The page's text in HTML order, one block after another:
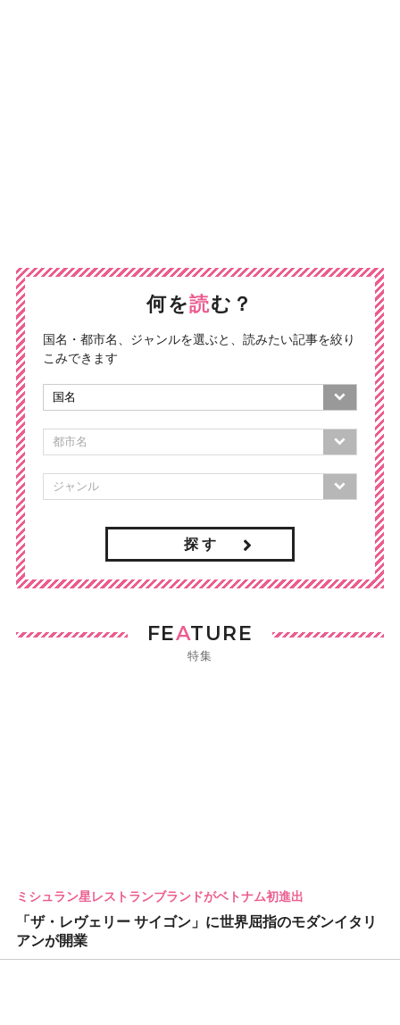
何を読む？
国名・都市名、ジャンルを選ぶと、読みたい記事を絞り
こみできます
探 す
FEATURE
特集
ミシュラン星レストランブランドがベトナム初進出
「ザ・レヴェリー サイゴン」に世界屈指のモダンイタリ
アンが開業